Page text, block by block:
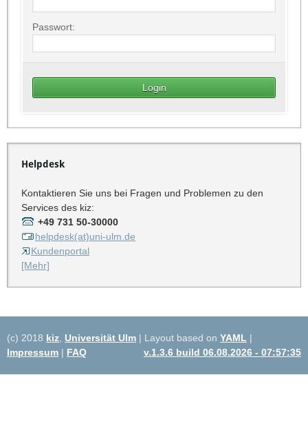
Passwort:
Helpdesk
Kontaktieren Sie uns bei Fragen und Problemen zu den
Services des kiz:
+49 731 50-30000
helpdesk(at)uni-ulm.de
Kundenportal
[Mehr]
(c) 2018 kiz Universität Ulm | Layout based on YAML |
Impressum | FAQ v.1.3.6 build 06.08.2026 - 07:57:35